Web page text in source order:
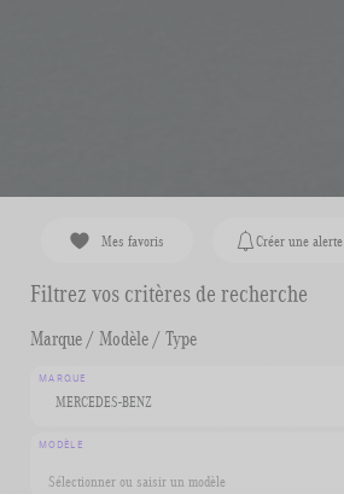
Mes favoris Créer une alerte
Filtrez vos critères de recherche
Marque / Modèle / Type
MARQUE
MODÈLE